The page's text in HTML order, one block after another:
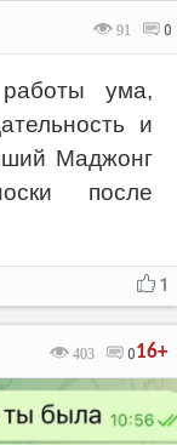
91 0
ума,
и
Маджонг
после
1
16+
403 0